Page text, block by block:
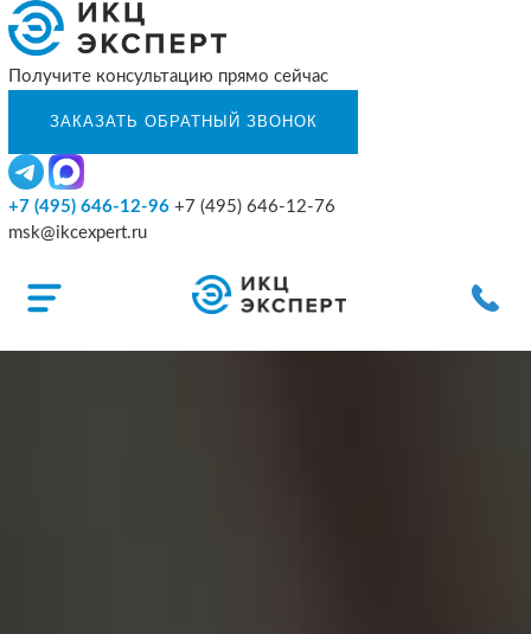
Получите консультацию прямо сейчас
+7 (495) 646-12-96 +7 (495) 646-12-76
msk@ikcexpert.ru